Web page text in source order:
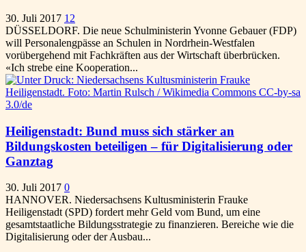
30. Juli 2017 12
DÜSSELDORF. Die neue Schulministerin Yvonne Gebauer (FDP)
will Personalengpässe an Schulen in Nordrhein-Westfalen
vorübergehend mit Fachkräften aus der Wirtschaft überbrücken.
«Ich strebe eine Kooperation...
Heiligenstadt: Bund muss sich stärker an
Bildungskosten beteiligen – für Digitalisierung oder
Ganztag
30. Juli 2017 0
HANNOVER. Niedersachsens Kultusministerin Frauke
Heiligenstadt (SPD) fordert mehr Geld vom Bund, um eine
gesamtstaatliche Bildungsstrategie zu finanzieren. Bereiche wie die
Digitalisierung oder der Ausbau...